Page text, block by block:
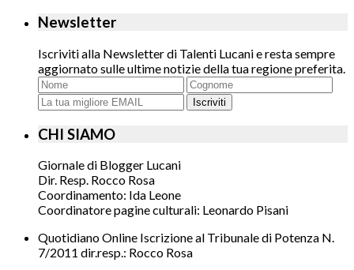
Newsletter
Iscriviti alla Newsletter di Talenti Lucani e resta sempre
aggiornato sulle ultime notizie della tua regione preferita.
Iscriviti
CHI SIAMO
Giornale di Blogger Lucani
Dir. Resp. Rocco Rosa
Coordinamento: Ida Leone
Coordinatore pagine culturali: Leonardo Pisani
Quotidiano Online Iscrizione al Tribunale di Potenza N.
7/2011 dir.resp.: Rocco Rosa